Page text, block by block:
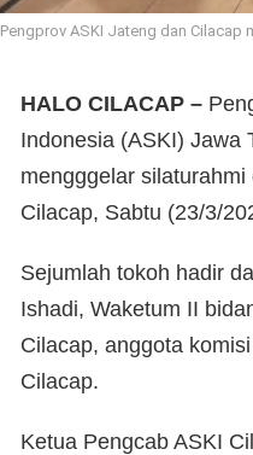
Pengprov ASKI Jateng dan Cilacap
HALO CILACAP –
Indonesia (ASKI) Jawa
mengggelar
Cilacap, Sabtu (23/3/
Sejumlah tokoh hadir
Ishadi, Waketum II
Cilacap, anggota
Cilacap.
Ketua Pengcab ASKI